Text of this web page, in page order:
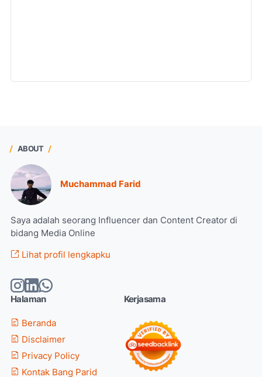
ABOUT
Muchammad Farid
Saya adalah seorang Influencer dan Content Creator di
bidang Media Online
Lihat profil lengkapku
Halaman
Beranda
Disclaimer
Privacy Policy
Kontak Bang Parid
Kerjasama